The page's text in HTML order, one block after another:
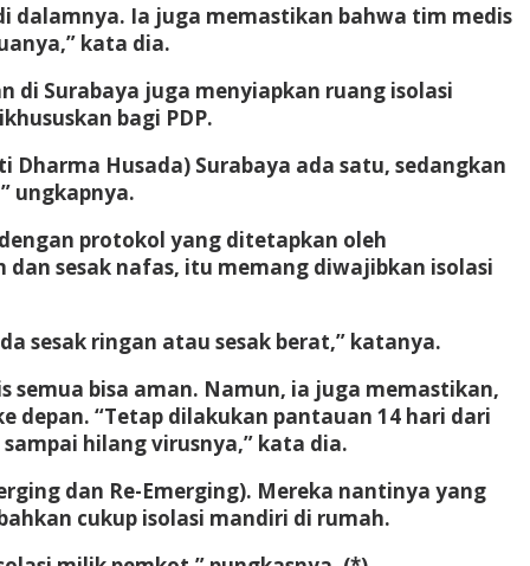
dalamnya. Ia juga memastikan bahwa tim medis
kata dia.
di Surabaya juga menyiapkan ruang isolasi
bagi PDP.
Dharma Husada) Surabaya ada satu, sedangkan
ungkapnya.
protokol yang ditetapkan oleh
sesak nafas, itu memang diwajibkan isolasi
sesak ringan atau sesak berat,” katanya.
bisa aman. Namun, ia juga memastikan,
depan. “Tetap dilakukan pantauan 14 hari dari
hilang virusnya,” kata dia.
dan Re-Emerging). Mereka nantinya yang
cukup isolasi mandiri di rumah.